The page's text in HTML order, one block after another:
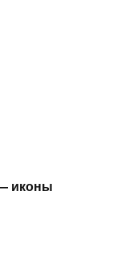
иконы